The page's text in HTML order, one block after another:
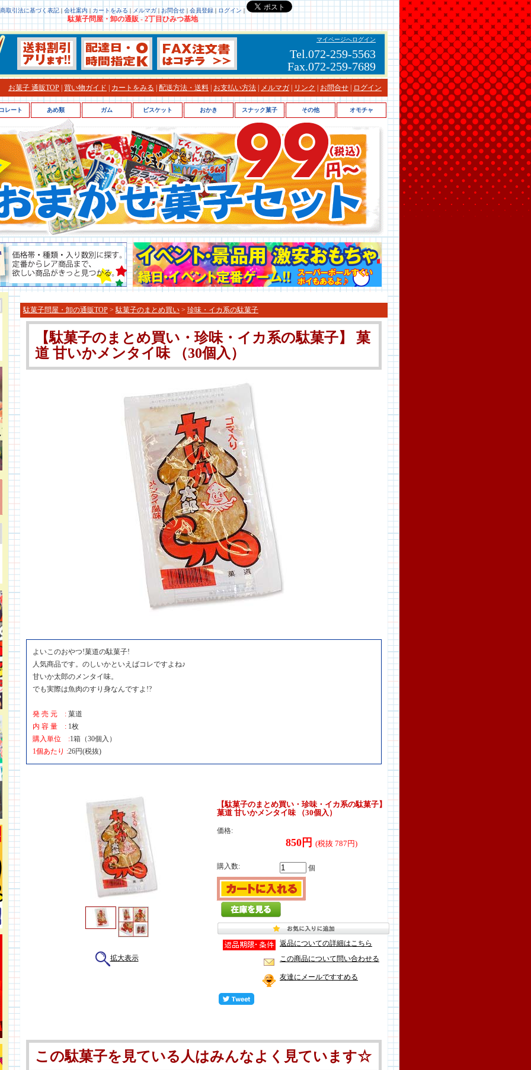
取引法に基づく表記 | 会社案内 | カートをみる | メルマガ| お問合せ| 会員登録| ログイン |
駄菓子問屋・卸の通販 - 2丁目ひみつ基地
マイページへログイン
Tel.072-259-5563
Fax.072-259-7689
お菓子 通販TOP 買い物ガイド カートをみる 配送方法・送料 お支払い方法 メルマガ リンク お問合せ ログイン
駄菓子問屋・卸の通販TOP >駄菓子のまとめ買い > 珍味・イカ系の駄菓子
【駄菓子のまとめ買い・珍味・イカ系の駄菓子】 菓
道 甘いかメンタイ味 （30個入）
よいこのおやつ!菓道の駄菓子!
人気商品です。のしいかといえばコレですよね♪
甘いか太郎のメンタイ味。
でも実際は魚肉のすり身なんですよ!?
発 売 元 : 菓道
内 容 量 : 1枚
購入単位 :1箱（30個入）
1個あたり :26円(税抜)
拡大表示
【駄菓子のまとめ買い・珍味・イカ系の駄菓子】
菓道 甘いかメンタイ味 （30個入）
価格:
850円 (税抜 787円)
購入数: 個
返品についての詳細はこちら
この商品について問い合わせる
友達にメールですすめる
この駄菓子を見ている人はみんなよく見ています☆